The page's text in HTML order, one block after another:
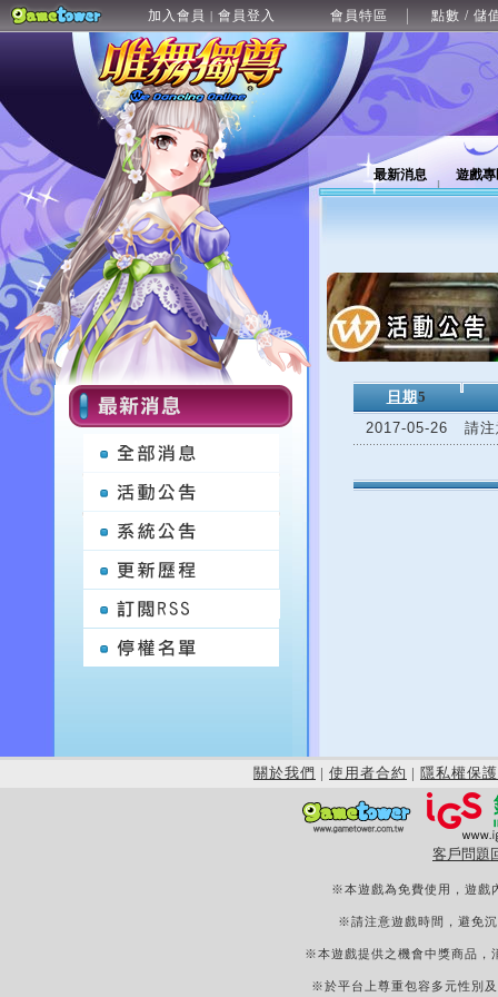
加入會員 | 會員登入 會員特區 點數 / 儲
最新消息 遊戲
日期 5
2017-05-26
請
關於我們 | 使用者合約 | 隱私權保護
客戶問題
※本遊戲為免費使用，遊戲
※請注意遊戲時間，避免
※本遊戲提供之機會中獎商品，
※於平台上尊重包容多元性別